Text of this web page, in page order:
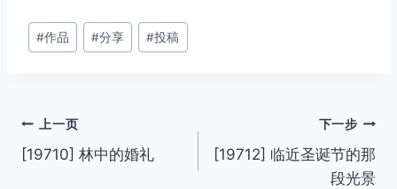
文
章
#作品 #分享 #投稿
文
章
上一页
[19710] 林中的婚礼
下一步
[19712] 临近圣诞节的那
段光景